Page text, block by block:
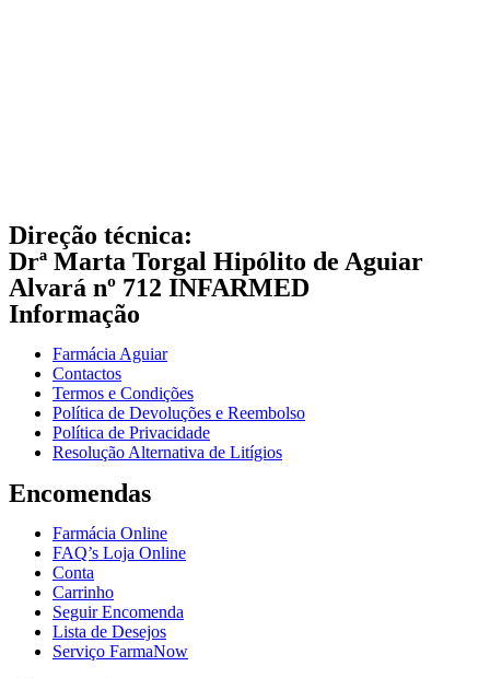
Direção técnica:
Drª Marta Torgal Hipólito de Aguiar
Alvará nº 712 INFARMED
Informação
Farmácia Aguiar
Contactos
Termos e Condições
Política de Devoluções e Reembolso
Política de Privacidade
Resolução Alternativa de Litígios
Encomendas
Farmácia Online
FAQ’s Loja Online
Conta
Carrinho
Seguir Encomenda
Lista de Desejos
Serviço FarmaNow